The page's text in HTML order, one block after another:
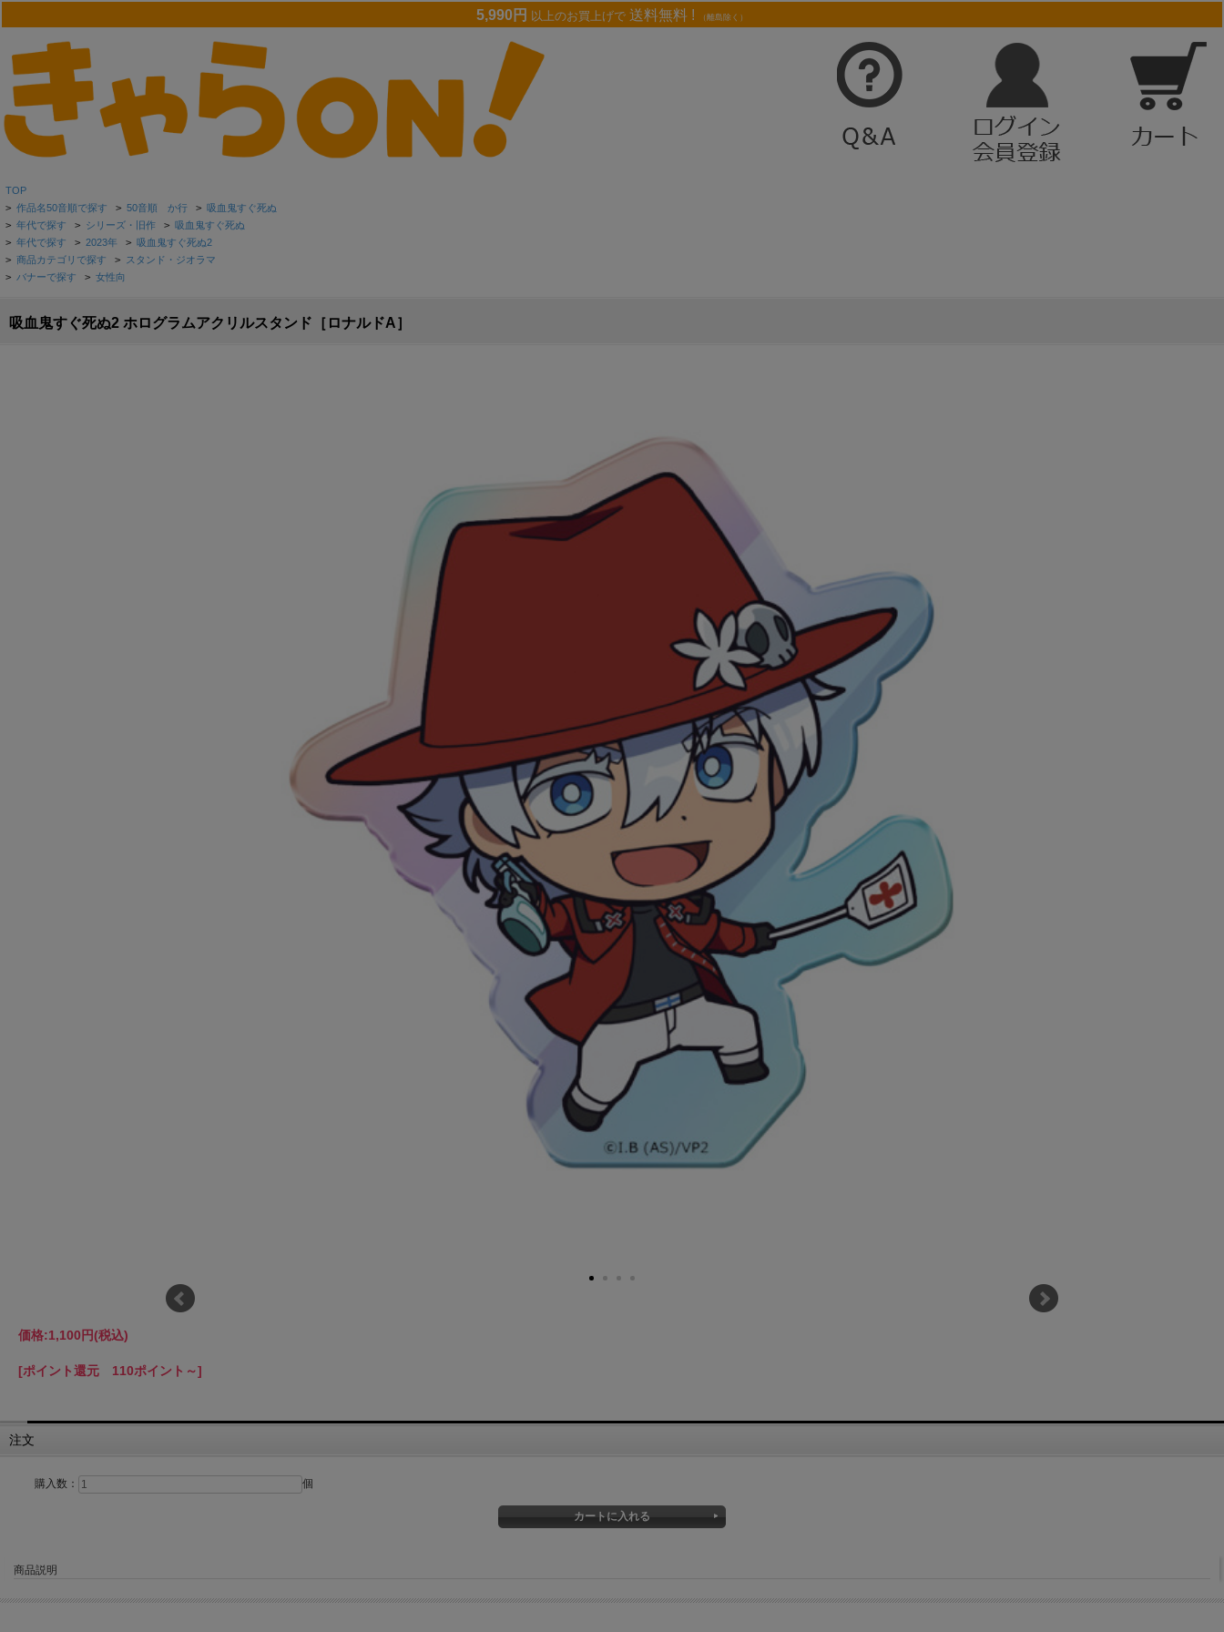
5,990円 以上のお買上げで 送料無料 ! （離島除く）
TOP
> 作品名50音順で探す > 50音順 か行 > 吸血鬼すぐ死ぬ
> 年代で探す > シリーズ・旧作 > 吸血鬼すぐ死ぬ
> 年代で探す > 2023年 > 吸血鬼すぐ死ぬ2
> 商品カテゴリで探す > スタンド・ジオラマ
> バナーで探す > 女性向
吸血鬼すぐ死ぬ2 ホログラムアクリルスタンド［ロナルドA］
価格:1,100円(税込)
[ポイント還元 110ポイント～]
注文
購入数： 個
商品説明